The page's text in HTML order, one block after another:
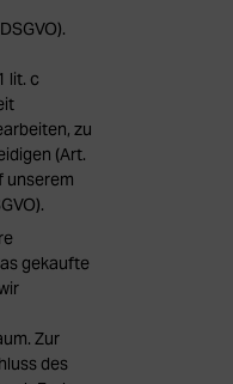
lit. c
zu
(Art.
unserem
gekaufte
Zur
des